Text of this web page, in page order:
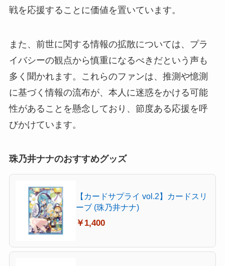
戦を応援することに価値を置いています。
また、前世に関する情報の拡散については、プラ
イバシーの観点から慎重になるべきだという声も
多く聞かれます。これらのファンは、推測や憶測
に基づく情報の流布が、本人に迷惑をかける可能
性があることを懸念しており、節度ある応援を呼
びかけています。
珠乃井ナナのおすすめグッズ
【カードサプライ vol.2】カードスリ
ーブ (珠乃井ナナ)
￥1,400